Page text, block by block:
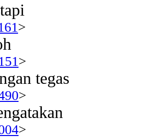
>
>
tegas
>
>